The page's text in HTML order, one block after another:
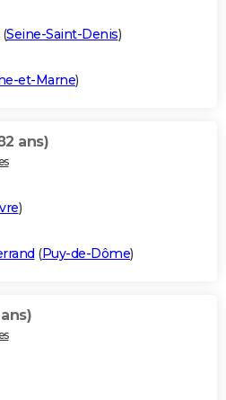
(Seine-Saint-Denis)
et-Marne)
ans)
)
(Puy-de-Dôme)